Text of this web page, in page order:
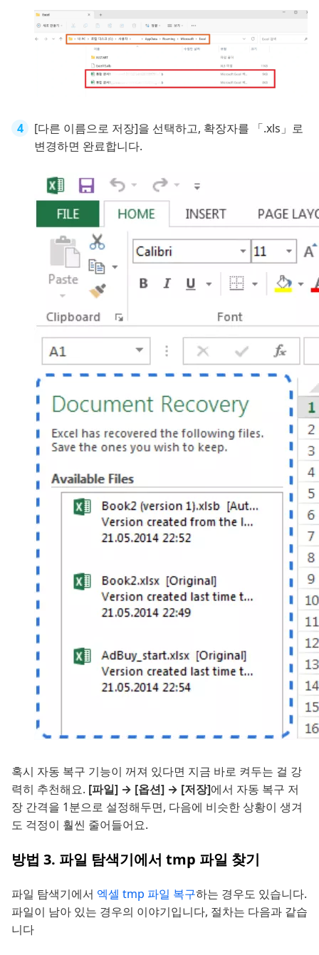
[다른 이름으로 저장]을 선택하고, 확장자를 「.xls」로
변경하면 완료합니다.
혹시 자동 복구 기능이 꺼져 있다면 지금 바로 켜두는 걸 강
력히 추천해요. [파일] → [옵션] → [저장]에서 자동 복구 저
장 간격을 1분으로 설정해두면, 다음에 비슷한 상황이 생겨
도 걱정이 훨씬 줄어들어요.
방법 3. 파일 탐색기에서 tmp 파일 찾기
파일 탐색기에서 엑셀 tmp 파일 복구하는 경우도 있습니다.
파일이 남아 있는 경우의 이야기입니다, 절차는 다음과 같습
니다